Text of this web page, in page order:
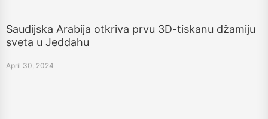
Saudijska Arabija otkriva prvu 3D-tiskanu džamiju
sveta u Jeddahu
April 30, 2024